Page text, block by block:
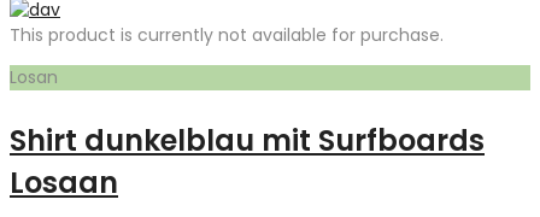
This product is currently not available for purchase.
Losan
Shirt dunkelblau mit Surfboards
Losaan